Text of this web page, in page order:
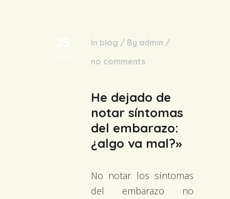
In blog / By admin /
no comments
He dejado de
notar síntomas
del embarazo:
¿algo va mal?»
No notar los síntomas
del embarazo no